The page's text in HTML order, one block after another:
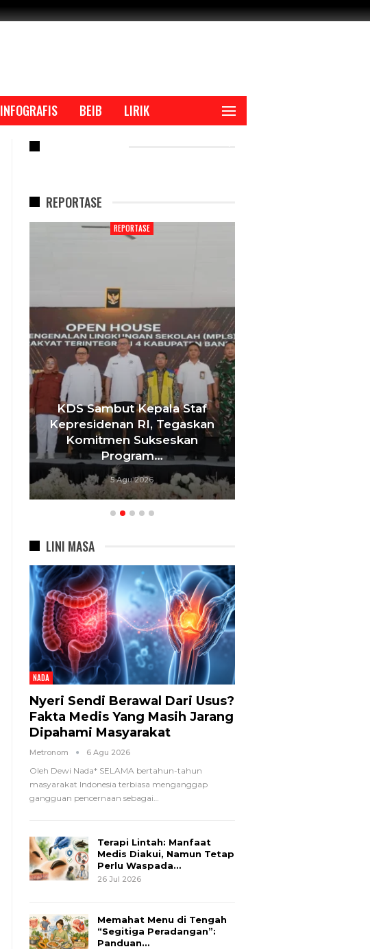
INFOGRAFIS BEIB LIRIK
REPORTASE
REPORTASE
KDS Sambut Kepala Staf
Kepresidenan RI, Tegaskan
Komitmen Sukseskan
Program…
5 Agu 2026
LINI MASA
NADA
Nyeri Sendi Berawal Dari Usus?
Fakta Medis Yang Masih Jarang
Dipahami Masyarakat
Metronom 6 Agu 2026
Oleh Dewi Nada* SELAMA bertahun-tahun
masyarakat Indonesia terbiasa menganggap
gangguan pencernaan sebagai…
Terapi Lintah: Manfaat
Medis Diakui, Namun Tetap
Perlu Waspada…
26 Jul 2026
Memahat Menu di Tengah
“Segitiga Peradangan”:
Panduan…